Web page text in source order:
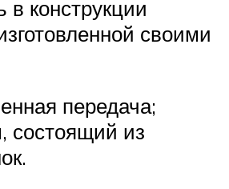
в конструкции
своими
передача;
состоящий из